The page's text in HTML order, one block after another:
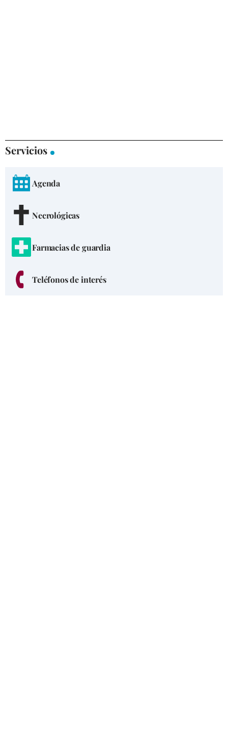
Servicios
Agenda
Necrológicas
Farmacias de guardia
Teléfonos de interés